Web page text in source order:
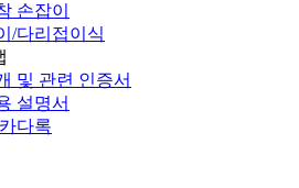
손잡이
/다리접이식
및 관련 인증서
설명서
다록